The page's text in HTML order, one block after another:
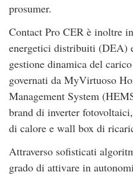
prosumer.
Contact Pro CER è inoltre
energetici distribuiti (DEA)
gestione dinamica del
governati da MyVirtuoso
Management System
brand di inverter
di calore e wall box di
Attraverso sofisticati
grado di attivare in